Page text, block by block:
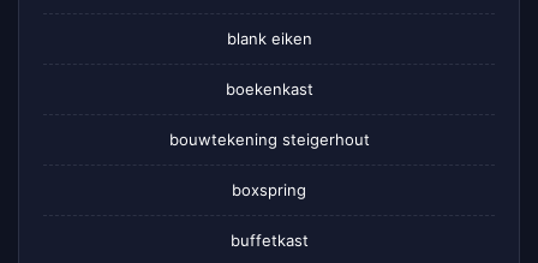
blank eiken
boekenkast
bouwtekening steigerhout
boxspring
buffetkast